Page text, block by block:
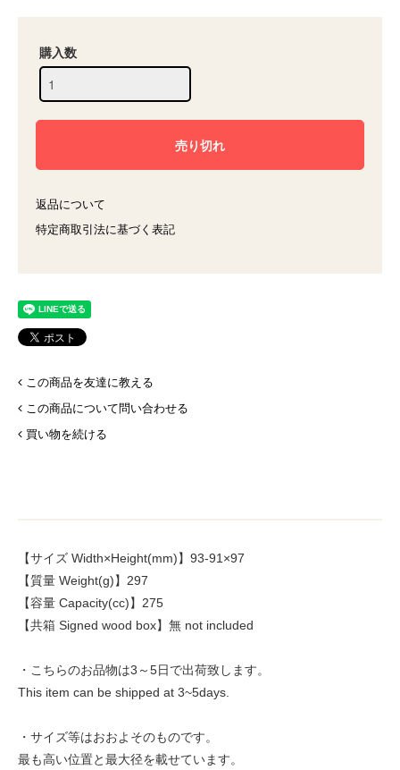
購入数
返品について
特定商取引法に基づく表記
この商品を友達に教える
この商品について問い合わせる
買い物を続ける
【サイズ Width×Height(mm)】93-91×97
【質量 Weight(g)】297
【容量 Capacity(cc)】275
【共箱 Signed wood box】無 not included
・こちらのお品物は3～5日で出荷致します。
This item can be shipped at 3~5days.
・サイズ等はおおよそのものです。
最も高い位置と最大径を載せています。